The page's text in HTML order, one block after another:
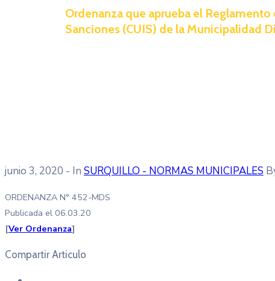
Ordenanza que aprueba el
Sanciones (CUIS) de la Municipalidad
junio 3, 2020 - In SURQUILLO - NORMAS MUNICIPALES
ORDENANZA N° 452-MDS
Publicada el 06.03.20
[Ver Ordenanza]
Compartir Articulo